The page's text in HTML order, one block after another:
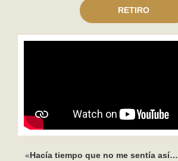
RETIRO
«Hacía tiempo que no me sentía así…